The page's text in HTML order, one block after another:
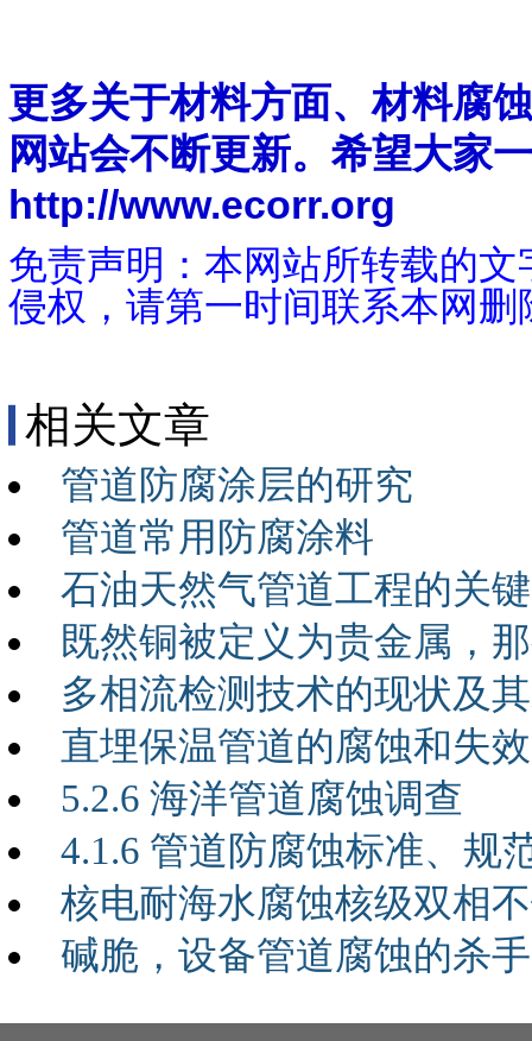
更多关于材料方面、材料腐
网站会不断更新。希望大家
http://www.ecorr.org
免责声明：本网站所转载的
侵权，请第一时间联系本网删
相关文章
管道防腐涂层的研究
管道常用防腐涂料
石油天然气管道工程的关
既然铜被定义为贵金属，
多相流检测技术的现状及
直埋保温管道的腐蚀和失
5.2.6 海洋管道腐蚀调查
4.1.6 管道防腐蚀标准、规
核电耐海水腐蚀核级双相
碱脆，设备管道腐蚀的杀